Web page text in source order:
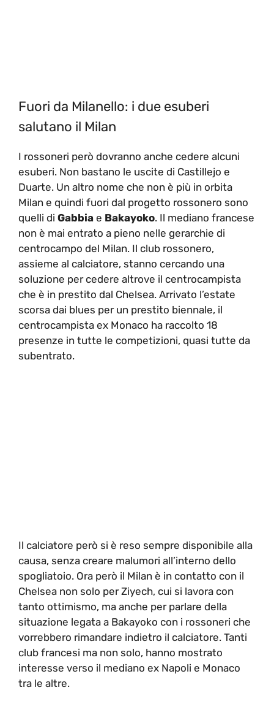
Fuori da Milanello: i due esuberi
salutano il Milan
I rossoneri però dovranno anche cedere alcuni
esuberi. Non bastano le uscite di Castillejo e
Duarte. Un altro nome che non è più in orbita
Milan e quindi fuori dal progetto rossonero sono
quelli di Gabbia e Bakayoko. Il mediano francese
non è mai entrato a pieno nelle gerarchie di
centrocampo del Milan. Il club rossonero,
assieme al calciatore, stanno cercando una
soluzione per cedere altrove il centrocampista
che è in prestito dal Chelsea. Arrivato l’estate
scorsa dai blues per un prestito biennale, il
centrocampista ex Monaco ha raccolto 18
presenze in tutte le competizioni, quasi tutte da
subentrato.
Il calciatore però si è reso sempre disponibile alla
causa, senza creare malumori all’interno dello
spogliatoio. Ora però il Milan è in contatto con il
Chelsea non solo per Ziyech, cui si lavora con
tanto ottimismo, ma anche per parlare della
situazione legata a Bakayoko con i rossoneri che
vorrebbero rimandare indietro il calciatore. Tanti
club francesi ma non solo, hanno mostrato
interesse verso il mediano ex Napoli e Monaco
tra le altre.